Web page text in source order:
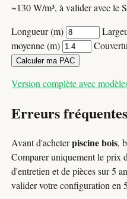
~130 W/m³, à valider avec le
Longueur (m)
moyenne (m)
Calculer ma PAC
Version complète avec
Erreurs
Avant d'acheterpiscine bois,
Comparer uniquement le prix
d'entretien et de pièces sur 5
valider votre configuration en